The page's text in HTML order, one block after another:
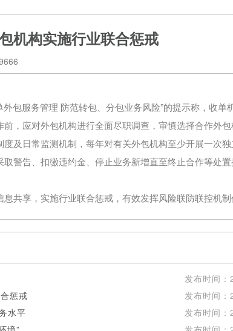
机构实施行业联合惩戒
服务管理 防范转包、分包业务风险”的提示称，收单
，应对外包机构进行全面尽职调查，审慎选择合作外
及日常监测机制，每年对有关外包机构至少开展一次
警告、扣缴违约金、停止业务新增直至终止合作等处
享，实施行业联合惩戒，有效发挥风险联防联控机制
发布时间：
惩戒
发布时间：
水平
发布时间：